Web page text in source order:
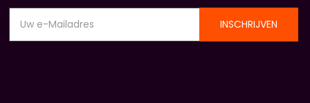
INSCHRIJVEN